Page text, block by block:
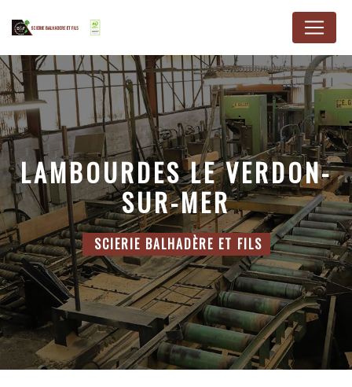
LAMBOURDES LE VERDON-
SUR-MER
SCIERIE BALHADÈRE ET FILS